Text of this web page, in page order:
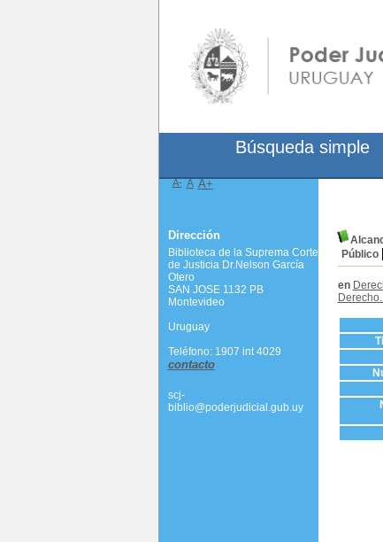
Público
en
Búsqueda simple
A- A A+
Dirección
Biblioteca de la Suprema Corte
de Justicia Dr.Nelson García
Otero
SAN JOSE 1132 PB
Montevideo
Uruguay
Teléfono: 1907 int 4029
contacto
scj-
biblio@poderjudicial.gub.uy